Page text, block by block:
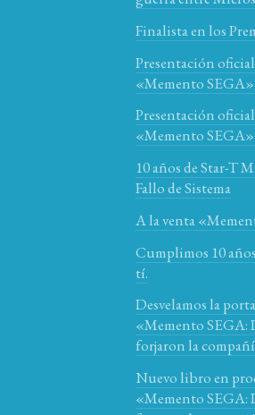
Finalista en los
Presentación
«Memento
Presentación
«Memento
10 años de Star-T
Fallo de Sistema
A la venta
Cumplimos 10
tí.
Desvelamos la
«Memento SEGA:
forjaron la
Nuevo libro en
«Memento SEGA: